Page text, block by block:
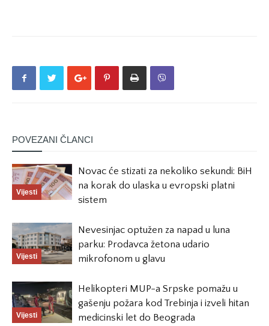
POVEZANI ČLANCI
Vijesti
Novac će stizati za nekoliko sekundi: BiH
na korak do ulaska u evropski platni
sistem
Vijesti
Nevesinjac optužen za napad u luna
parku: Prodavca žetona udario
mikrofonom u glavu
Vijesti
Helikopteri MUP-a Srpske pomažu u
gašenju požara kod Trebinja i izveli hitan
medicinski let do Beograda